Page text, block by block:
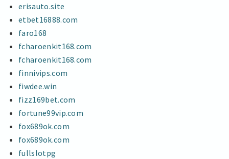
erisauto.site
etbet16888.com
faro168
fcharoenkit168.com
fcharoenkit168.com
finnivips.com
fiwdee.win
fizz169bet.com
fortune99vip.com
fox689ok.com
fox689ok.com
fullslotpg